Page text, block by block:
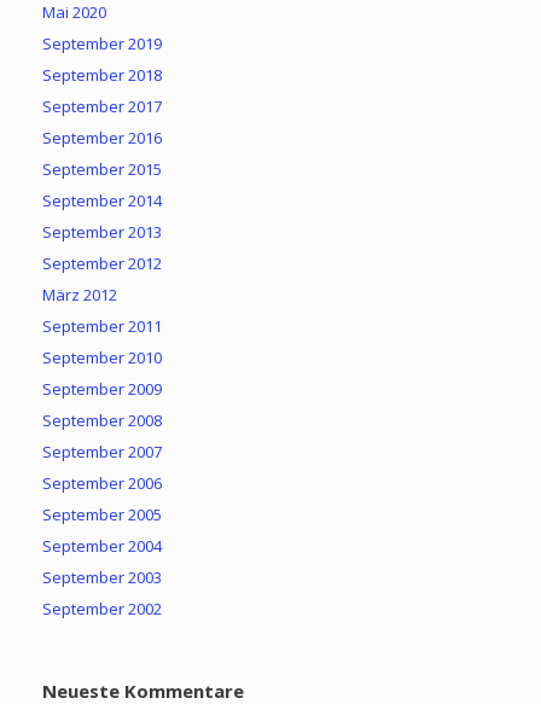
Mai 2020
September 2019
September 2018
September 2017
September 2016
September 2015
September 2014
September 2013
September 2012
März 2012
September 2011
September 2010
September 2009
September 2008
September 2007
September 2006
September 2005
September 2004
September 2003
September 2002
Neueste Kommentare